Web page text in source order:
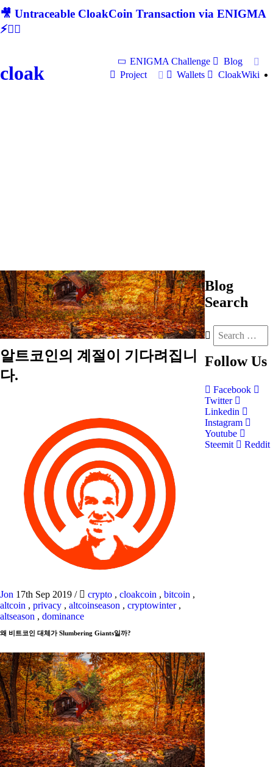
🎥 Untraceable CloakCoin Transaction via ENIGMA
⚡🕵‍♂
cloak
ENIGMA Challenge
Blog
Project
Wallets CloakWiki
알트코인의 계절이 기다려집니
다.
Jon 17th Sep 2019 / crypto , cloakcoin , bitcoin ,
altcoin , privacy , altcoinseason , cryptowinter,
altseason , dominance
왜 비트코인 대체가 Slumbering Giants일까?
Blog
Search
Follow Us
Facebook
Twitter
Linkedin
Instagram
Youtube
Steemit
Reddit